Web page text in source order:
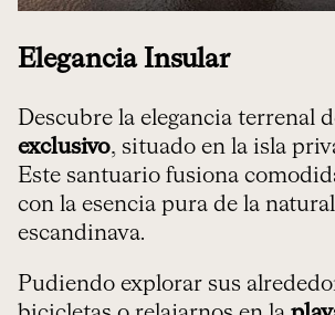
Elegancia Insular
Descubre la elegancia terrenal
exclusivo, situado en la isla
Este santuario fusiona
con la esencia pura de la
escandinava.
Pudiendo explorar sus